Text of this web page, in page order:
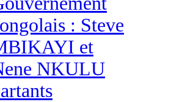
: Steve
et
NKULU